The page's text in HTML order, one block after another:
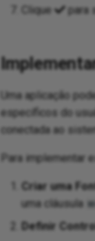
Clique
para
Uma aplicação
específicos do
conectada ao
Para implementar
Criar uma
uma cláusula
Definir